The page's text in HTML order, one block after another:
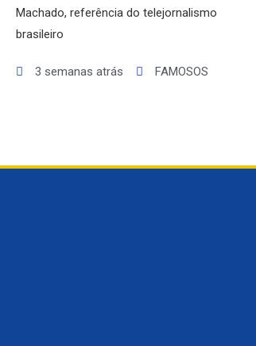
Machado, referência do telejornalismo
brasileiro
3 semanas atrás FAMOSOS